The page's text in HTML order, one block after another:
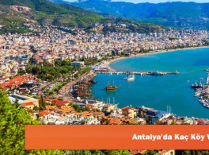
Spor
Dünya
Resmi Reklamlar
Haber Arşivi